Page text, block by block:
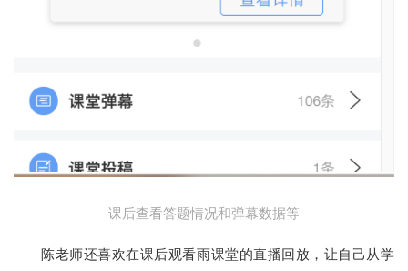
课后查看答题情况和弹幕数据等
陈老师还喜欢在课后观看雨课堂的直播回放，让自己从学